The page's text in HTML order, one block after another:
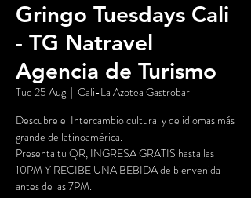
Gringo Tuesdays Cali
- TG Natravel
Agencia de Turismo
Tue 25 Aug
  |
Cali-La Azotea Gastrobar
Descubre el Intercambio cultural y de idiomas más
grande de latinoamérica.
Presenta tu QR, INGRESA GRATIS hasta las
10PM Y RECIBE UNA BEBIDA de bienvenida
antes de las 7PM.